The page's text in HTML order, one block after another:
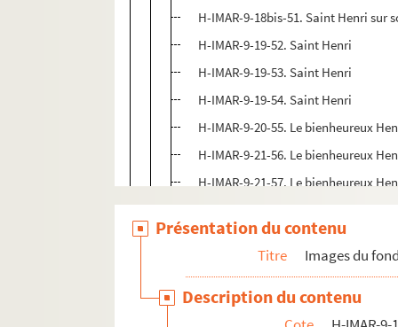
H-IMAR-9-18bis-51. Saint Henri sur
H-IMAR-9-19-52. Saint Henri
H-IMAR-9-19-53. Saint Henri
H-IMAR-9-19-54. Saint Henri
H-IMAR-9-20-55. Le bienheureux
H-IMAR-9-21-56. Le bienheureux
H-IMAR-9-21-57. Le bienheureux
H-IMAR-9-21-58. Le bienheureux
H-IMAR-9-21-59. Le bienheureux
H-IMAR-9-23-64. Saint Herculan,
Présentation du contenu
Titre Images du
Description du contenu